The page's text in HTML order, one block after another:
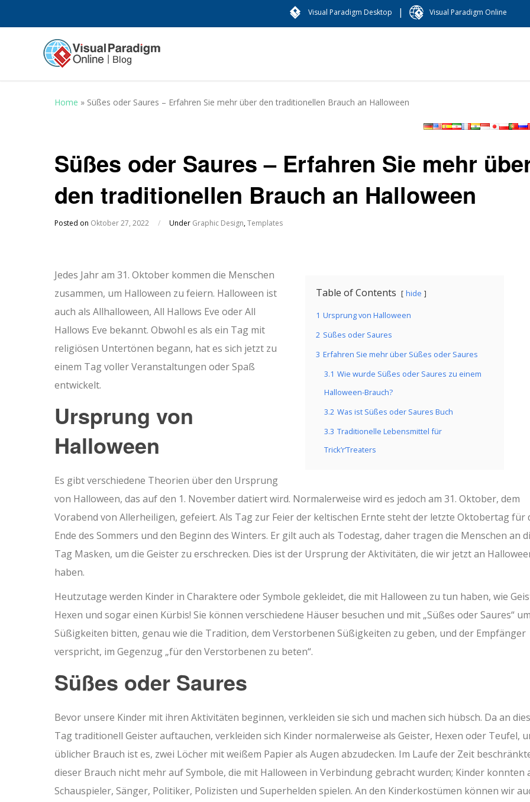
Visual Paradigm Desktop | Visual Paradigm Online
Home » Süßes oder Saures – Erfahren Sie mehr über den traditionellen Brauch an Halloween
Süßes oder Saures – Erfahren Sie mehr
den traditionellen Brauch an Halloween
Posted on Oktober 27, 2022 / Under Graphic Design,Templates
Table of Contents hide
1 Ursprung von Halloween
2 Süßes oder Saures
3 Erfahren Sie mehr über Süßes oder Saures
3.1 Wie wurde Süßes oder Saures zu einem
Halloween-Brauch?
3.2 Was ist Süßes oder Saures Buch
3.3 Traditionelle Lebensmittel für
Trick’r’Treaters
Jedes Jahr am 31. Oktober kommen die Menschen
zusammen, um Halloween zu feiern. Halloween ist
auch als Allhalloween, All Hallows Eve oder All
Hallows Eve bekannt. Obwohl es als ein Tag mit
religiösen Untertönen begann, hat es sich jetzt zu
einem Tag voller Veranstaltungen oder Spaß
entwickelt.
Ursprung von
Halloween
Es gibt verschiedene Theorien über den Ursprung
von Halloween, das auf den 1. November datiert wird. Normalerweise wird es jedoch am 31. Oktober, dem
Vorabend von Allerheiligen, gefeiert. Als Tag zur Feier der keltischen Ernte steht der letzte Oktobertag für
Ende des Sommers und den Beginn des Winters. Er gilt auch als Todestag, daher tragen die Menschen an
Tag Masken, um die Geister zu erschrecken. Dies ist der Ursprung der Aktivitäten, die wir jetzt an
haben.
Heutzutage werden Kinder in Charaktere oder Symbole gekleidet, die mit Halloween zu tun haben, wie
Hexen und sogar einen Kürbis! Sie können verschiedene Häuser besuchen und mit „Süßes oder Saures“ um
Süßigkeiten bitten, genau wie die Tradition, dem Verstorbenen Süßigkeiten zu geben, und der Empfänger
verspricht, im Gegenzug „für den Verstorbenen zu beten“.
Süßes oder Saures
Bevor unsere Kinder mit ihren Aktivitäten beginnen, verkleiden sie sich und machen sich hübsch. Da an
Tag traditionell Geister auftauchen, verkleiden sich Kinder normalerweise als Geister, Hexen oder Teufel,
üblicher Brauch ist es, zwei Löcher mit weißem Papier als Augen abzudecken. Im Laufe der Zeit
dieser Brauch nicht mehr auf Symbole, die mit Halloween in Verbindung gebracht wurden; Kinder konnten
Schauspieler, Sänger, Politiker, Polizisten und Superhelden spielen. An den Kinderkostümen können wir